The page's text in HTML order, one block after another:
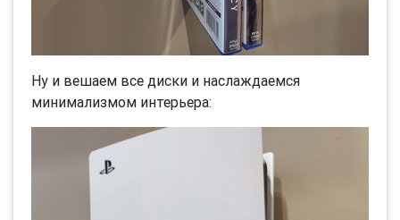
Ну и вешаем все диски и наслаждаемся
минимализмом интерьера: